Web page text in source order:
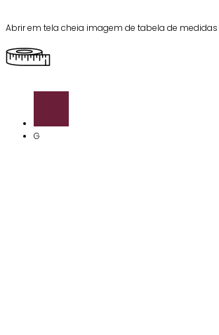
Abrir em tela cheia imagem de tabela de
G